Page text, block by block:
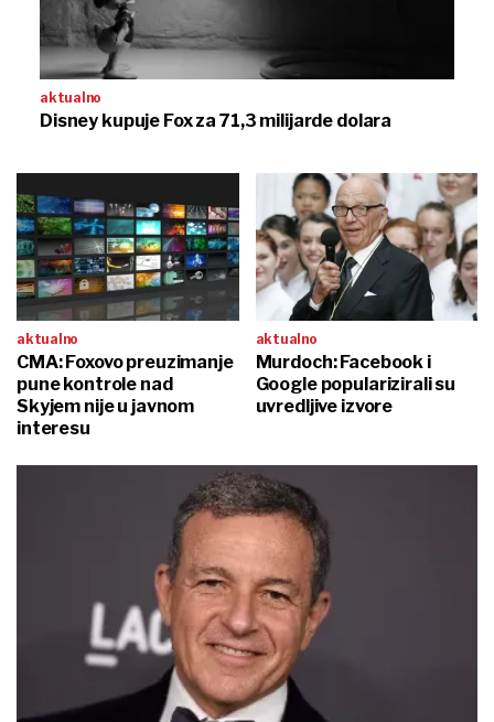
aktualno
Disney kupuje Fox za 71,3 milijarde dolara
aktualno
CMA: Foxovo preuzimanje
pune kontrole nad
Skyjem nije u javnom
interesu
aktualno
Murdoch: Facebook i
Google popularizirali su
uvredljive izvore